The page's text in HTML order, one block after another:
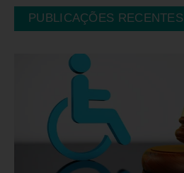
PUBLICAÇÕES RECENTES